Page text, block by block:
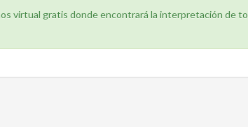
virtual gratis donde encontrará la interpretación de